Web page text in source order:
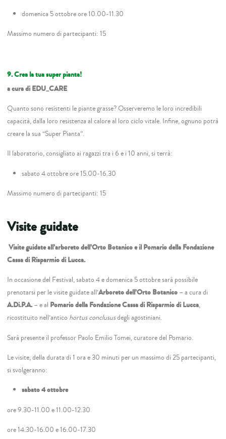
domenica 5 ottobre ore 10.00-11.30
Massimo numero di partecipanti: 15
9. Crea la tua super pianta!
a cura di EDU_CARE
Quanto sono resistenti le piante grasse? Osserveremo le loro incredibili
capacità, dalla loro resistenza al calore al loro ciclo vitale. Infine, ognuno potrà
creare la sua “Super Pianta”.
Il laboratorio, consigliato ai ragazzi tra i 6 e i 10 anni, si terrà:
sabato 4 ottobre ore 15.00-16.30
Massimo numero di partecipanti: 15
Visite guidate
Visite guidate all’arboreto dell’Orto Botanico e il Pomario della Fondazione
Cassa di Risparmio di Lucca.
In occasione del Festival, sabato 4 e domenica 5 ottobre sarà possibile
prenotarsi per le visite guidate all’Arboreto dell’Orto Botanico– a cura di
A.Di.P.A.– e al Pomario della Fondazione Cassa di Risparmio di Lucca,
ricostituito nell’antico hortus conclususdegli agostiniani.
Sarà presente il professor Paolo Emilio Tomei, curatore del Pomario.
Le visite, della durata di 1 ora e 30 minuti per un massimo di 25 partecipanti,
si svolgeranno:
sabato 4 ottobre
ore 9.30-11.00 e 11.00-12.30
ore 14.30-16.00 e 16.00-17.30